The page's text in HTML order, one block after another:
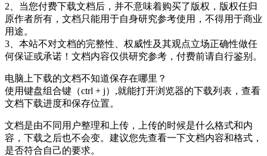
2、当您付费下载文档后，并不意味着购买了版权，版权任归
原作者所有，文档只能用于自身研究参考使用，不得用于商业
用途。
3、本站不对文档的完整性、权威性及其观点立场正确性做任
何保证或承诺！文档内容仅供研究参考，付费前请自行鉴别。
电脑上下载的文档不知道保存在哪里？
使用键盘组合键（ctrl + j）,就能打开浏览器的下载列表，查看
文档下载进度和保存位置。
文档是由不同用户整理和上传，上传的时候是什么格式和内
容，下载之后也不会变。建议您先查看一下文档内容和格式，
是否符合自己的要求。